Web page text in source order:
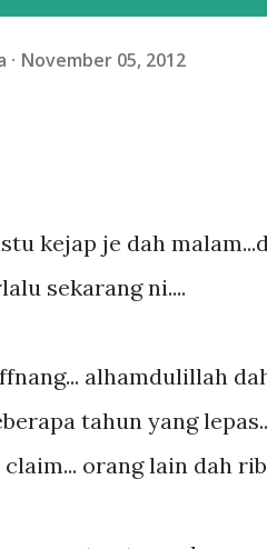
November 05, 2012
kejap je dah
sekarang ni....
alhamdulillah
tahun yang
orang lain dah